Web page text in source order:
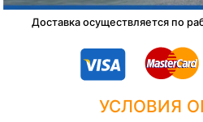
Доставка осуществляется по
УСЛОВИЯ